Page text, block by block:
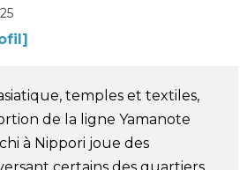
temples et textiles,
de la ligne Yamanote
à Nippori joue des